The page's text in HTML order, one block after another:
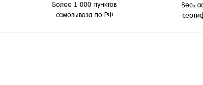
Более 1 000 пунктов
самовывоза по РФ
Весь